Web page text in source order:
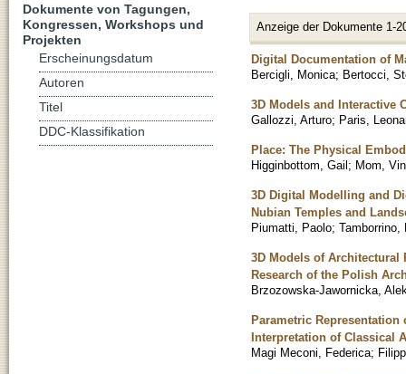
Anzeige der Dokumente 1-
Digital Documentation of
Bercigli, Monica; Bertocci,
3D Models and Interactive
Gallozzi, Arturo; Paris,
Place: The Physical
Higginbottom, Gail ; Mom,
3D Digital Modelling and
Nubian Temples and
Piumatti, Paolo; Tamborrino,
3D Models of
Research of the Polish
Brzozowska-Jawornicka,
Parametric
Interpretation of Classical
Magi Meconi, Federica;
Dokumente von Tagungen,
Kongressen, Workshops und
Projekten
Erscheinungsdatum
Autoren
Titel
DDC-Klassifikation